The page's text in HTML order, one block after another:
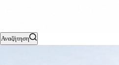
Αναζήτηση